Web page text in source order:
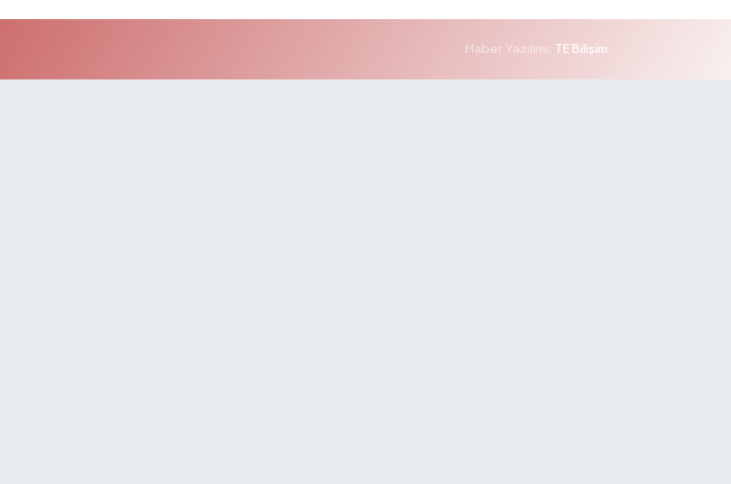
Haber Yazılımı: TE Bilişim